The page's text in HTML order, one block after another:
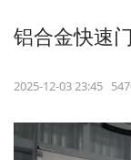
铝合金快速
2025-12-03 23:45